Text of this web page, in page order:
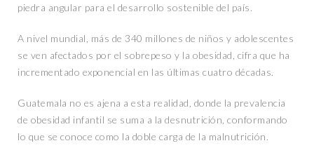
piedra angular para el desarrollo sostenible del país.
A nivel mundial, más de 340 millones de niños y adolescentes
se ven afectados por el sobrepeso y la obesidad, cifra que ha
incrementado exponencial en las últimas cuatro décadas.
Guatemala no es ajena a esta realidad, donde la prevalencia
de obesidad infantil se suma a la desnutrición, conformando
lo que se conoce como la doble carga de la malnutrición.